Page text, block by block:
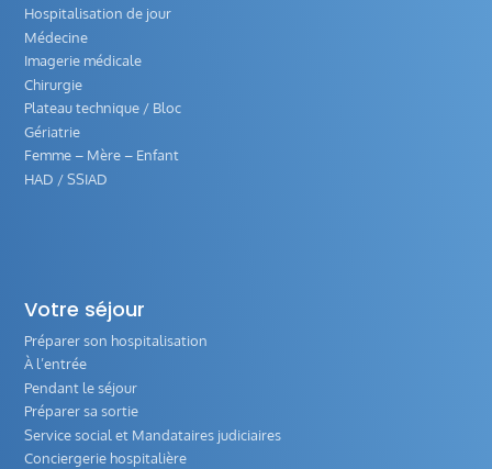
Hospitalisation de jour
Médecine
Imagerie médicale
Chirurgie
Plateau technique / Bloc
Gériatrie
Femme – Mère – Enfant
HAD / SSIAD
Votre séjour
Préparer son hospitalisation
À l’entrée
Pendant le séjour
Préparer sa sortie
Service social et Mandataires judiciaires
Conciergerie hospitalière